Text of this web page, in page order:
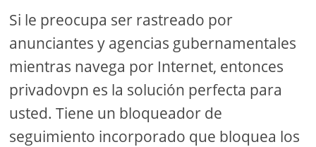
Si le preocupa ser rastreado por
anunciantes y agencias gubernamentales
mientras navega por Internet, entonces
privadovpn es la solución perfecta para
usted. Tiene un bloqueador de
seguimiento incorporado que bloquea los